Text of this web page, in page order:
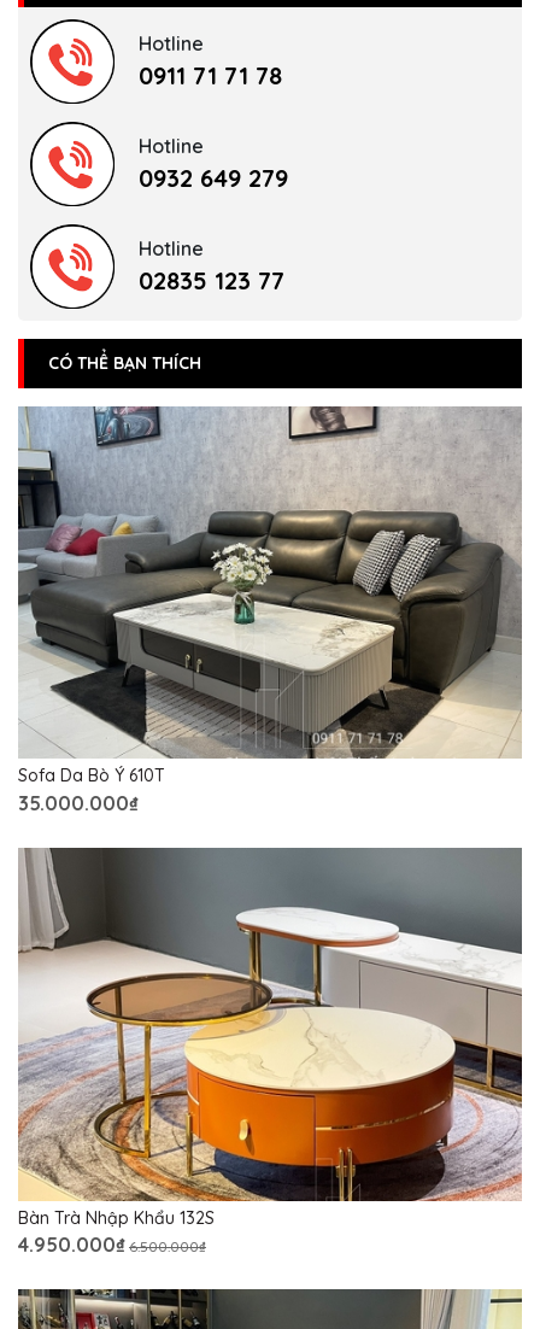
Hotline
0911 71 71 78
Hotline
0932 649 279
Hotline
02835 123 77
CÓ THỂ BẠN THÍCH
Sofa Da Bò Ý 610T
35.000.000₫
Bàn Trà Nhập Khẩu 132S
4.950.000₫ 6.500.000₫